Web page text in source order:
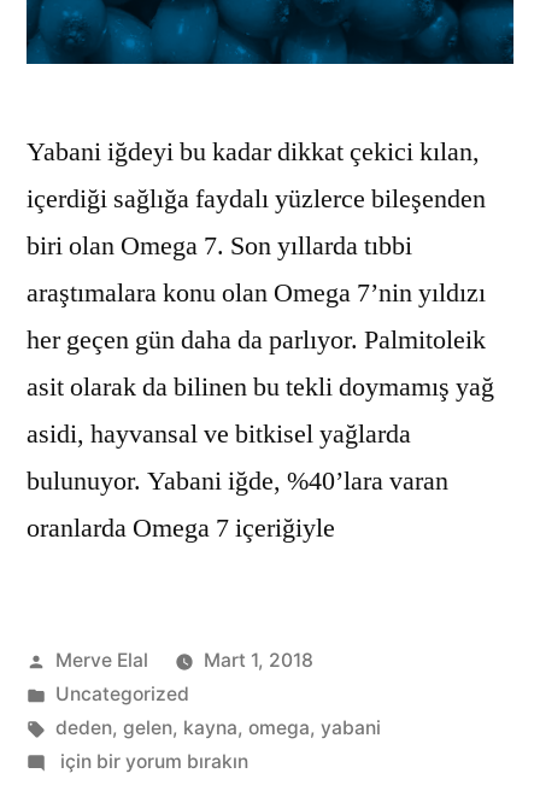
Yabani iğdeyi bu kadar dikkat çekici kılan,
içerdiği sağlığa faydalı yüzlerce bileşenden
biri olan Omega 7. Son yıllarda tıbbi
araştımalara konu olan Omega 7’nin yıldızı
her geçen gün daha da parlıyor. Palmitoleik
asit olarak da bilinen bu tekli doymamış yağ
asidi, hayvansal ve bitkisel yağlarda
bulunuyor. Yabani iğde, %40’lara varan
oranlarda Omega 7 içeriğiyle
Gönderen:
Merve Elal
Mart 1, 2018
Kategori:
Uncategorized
Etiketler:
deden, gelen, kayna, omega, yabani
Omega
için bir yorum bırakın